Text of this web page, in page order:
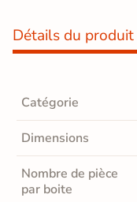
Détails du produit
Catégorie
Dimensions
Nombre de pièce
par boite